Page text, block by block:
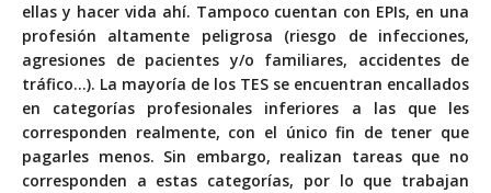
ellas y hacer vida ahí. Tampoco cuentan con EPIs, en una
profesión altamente peligrosa (riesgo de infecciones,
agresiones de pacientes y/o familiares, accidentes de
tráfico…). La mayoría de los TES se encuentran encallados
en categorías profesionales inferiores a las que les
corresponden realmente, con el único fin de tener que
pagarles menos. Sin embargo, realizan tareas que no
corresponden a estas categorías, por lo que trabajan